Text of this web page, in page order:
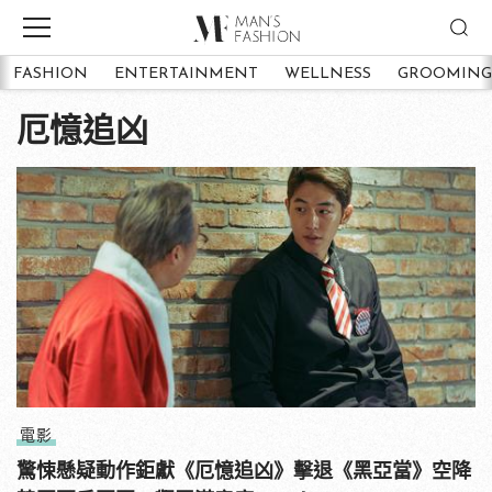
FASHION ENTERTAINMENT WELLNESS GROOMING
厄憶追凶
電影
驚悚懸疑動作鉅獻《厄憶追凶》擊退《黑亞當》空降